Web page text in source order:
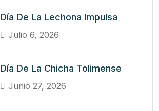
Día De La Lechona Impulsa
Julio 6, 2026
Día De La Chicha Tolimense
Junio 27, 2026